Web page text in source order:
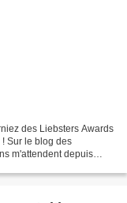
des Liebsters Awards
Sur le blog des
m'attendent depuis